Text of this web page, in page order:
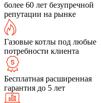
более 60 лет безупречной
репутации на рынке
Газовые котлы под любые
потребности клиента
Бесплатная расширенная
гарантия до 5 лет